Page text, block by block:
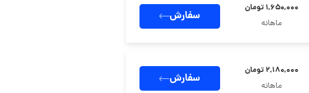
۱,۶۵۰,۰۰۰ تومان
ماهانه
سفارش
۲,۱۸۰,۰۰۰ تومان
ماهانه
سفارش